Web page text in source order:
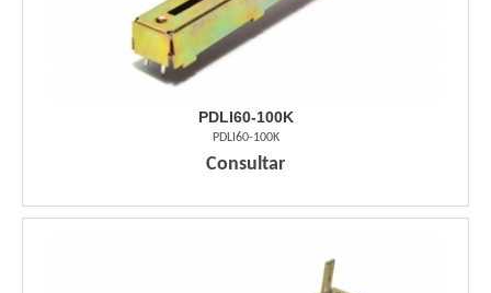
PDLI60-100K
PDLI60-100K
Consultar